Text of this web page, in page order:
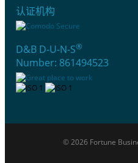
认证机构
D&B D-U-N-S®
Number: 861494523
© 2026 Fortune